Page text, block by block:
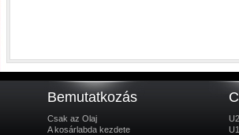
Bemutatkozás
Csak az Olaj
A kosárlabda kezdete